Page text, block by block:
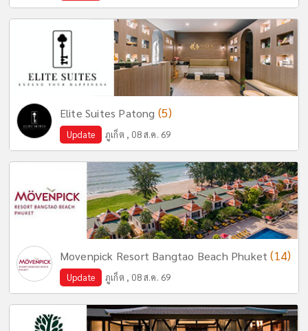
Elite Suites Patong (5)
Update ภูเก็ต , 08 ส.ค. 69
Movenpick Resort Bangtao Beach Phuket(14)
Update ภูเก็ต , 08 ส.ค. 69